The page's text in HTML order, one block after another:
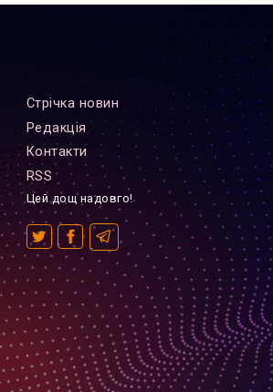
Стрiчка новин
Редакцiя
Контакти
RSS
Цей дощ надовго!